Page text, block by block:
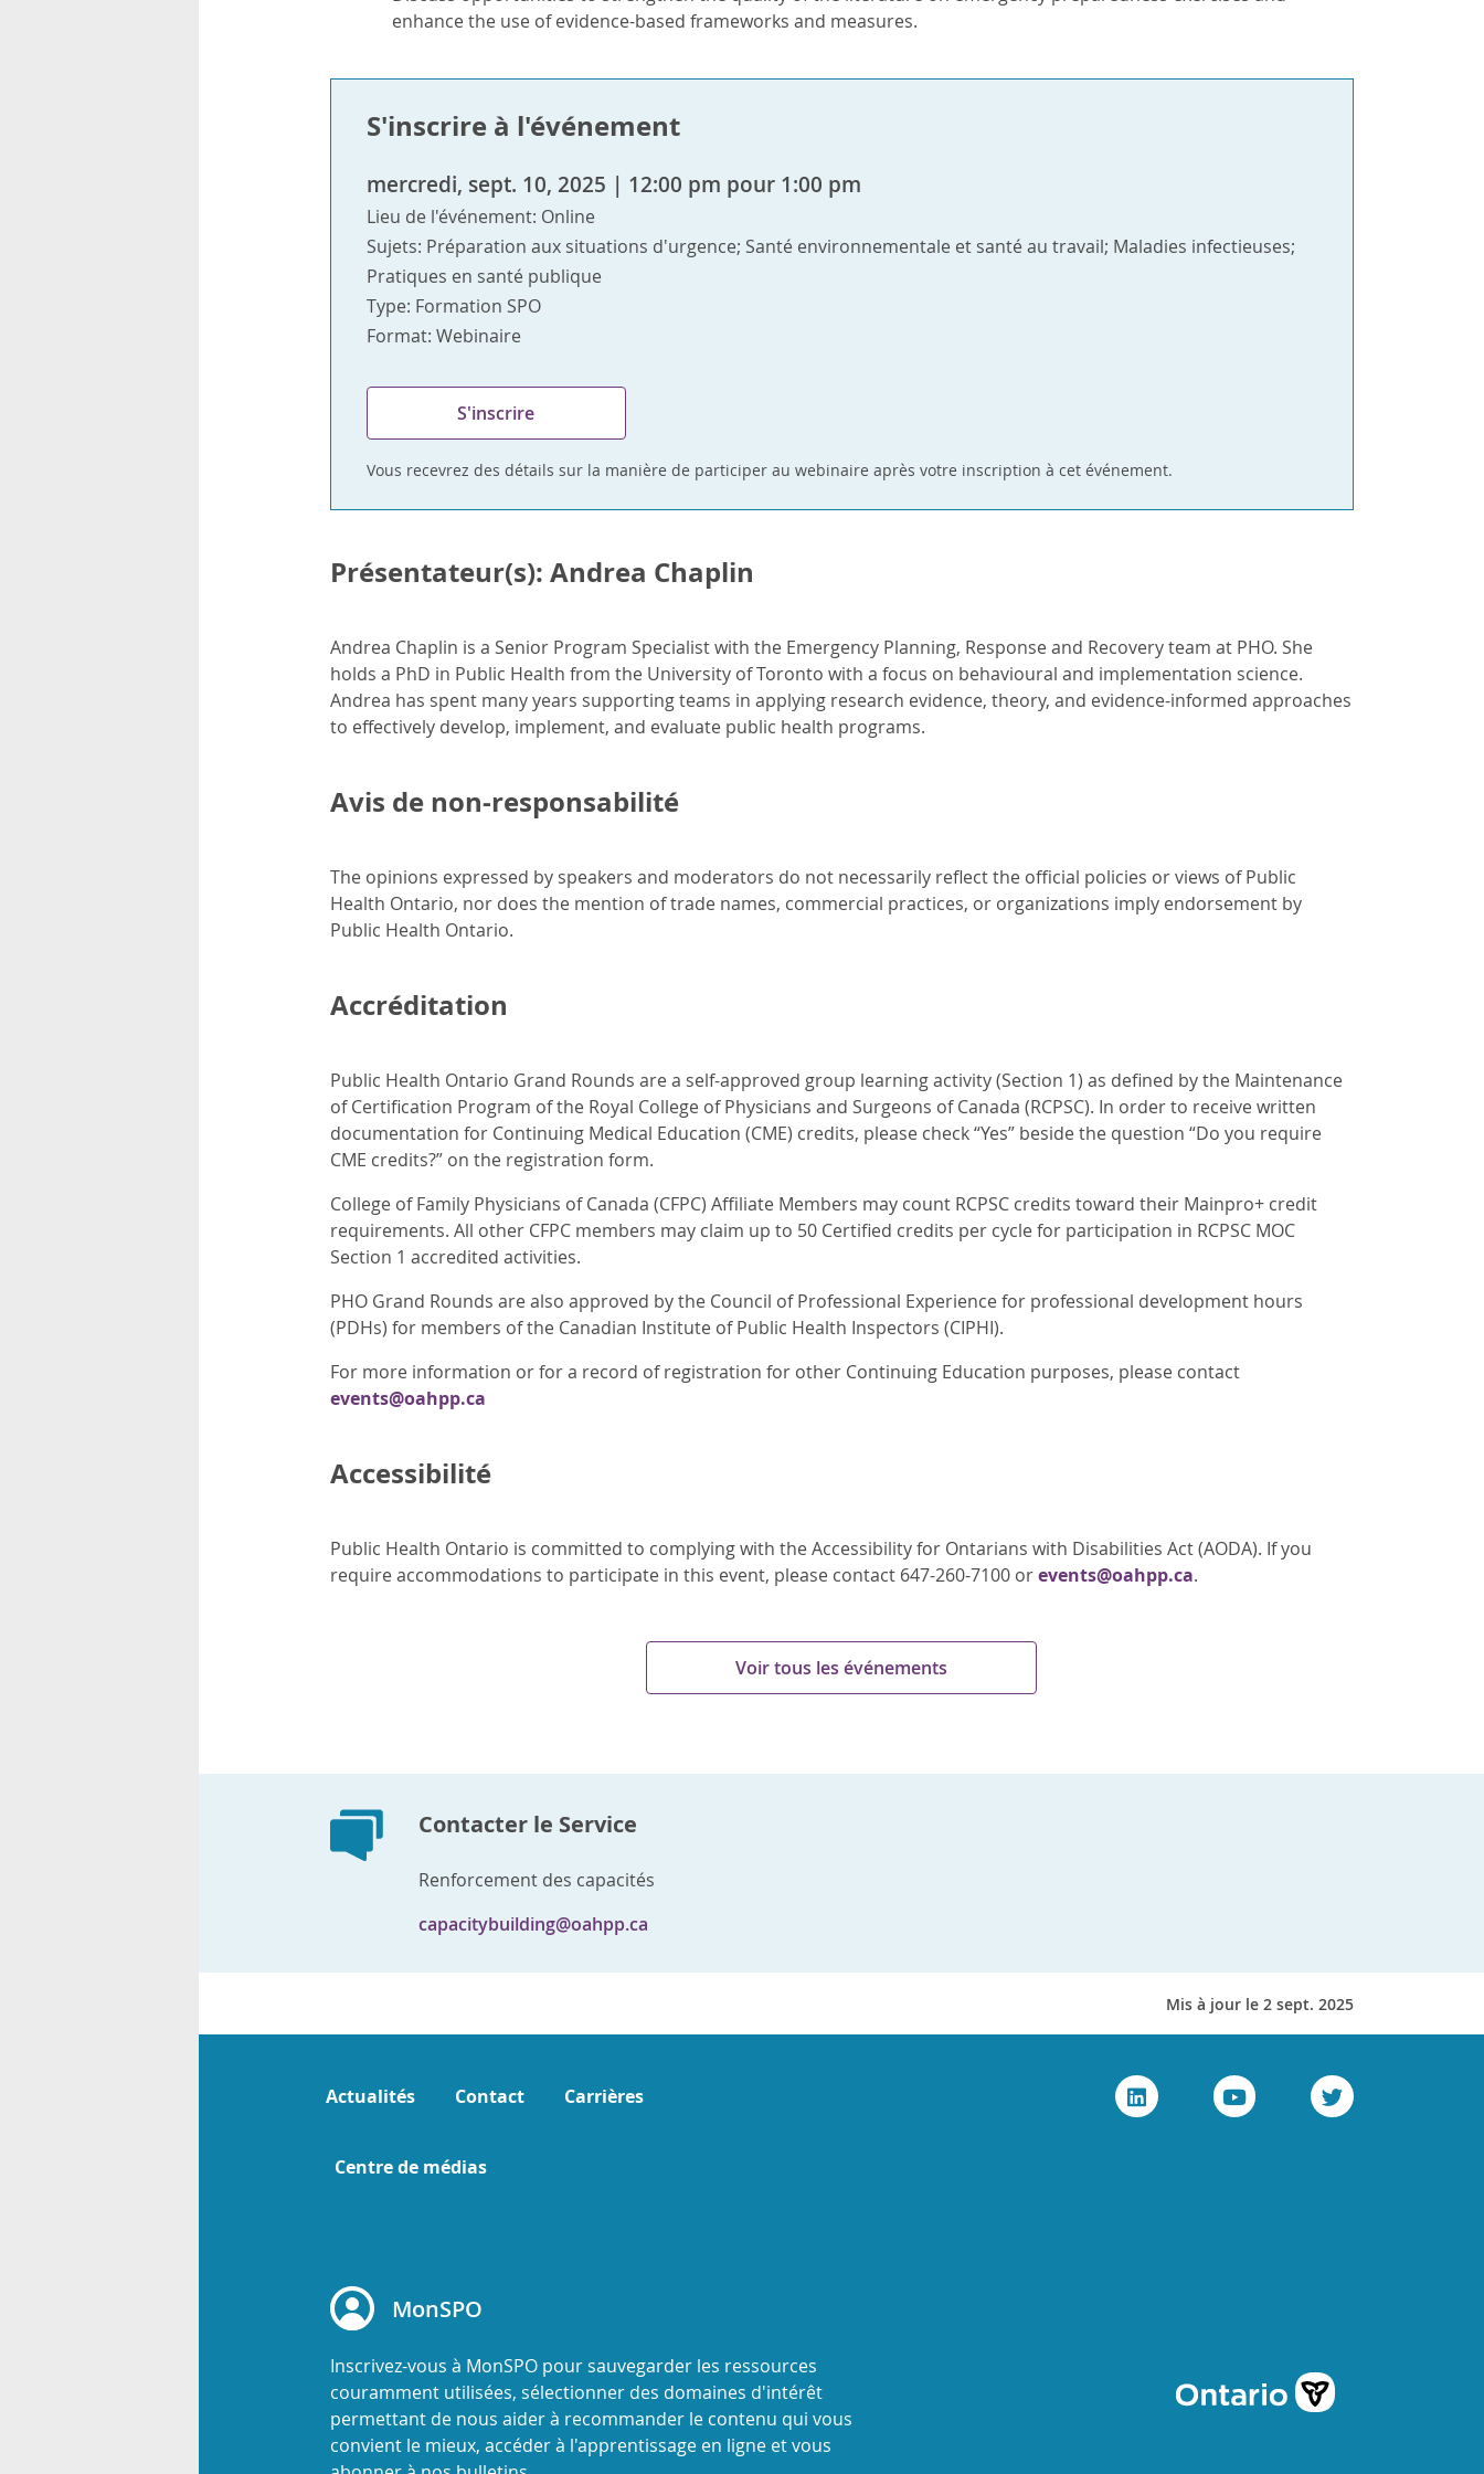
enhance the use of evidence-based frameworks and measures.
S'inscrire à l'événement
mercredi, sept. 10, 2025 | 12:00 pm pour 1:00 pm
Lieu de l'événement: Online
Sujets: Préparation aux situations d'urgence; Santé environnementale et santé au travail; Maladies infectieuses;
Pratiques en santé publique
Type: Formation SPO
Format: Webinaire
S'inscrire
Vous recevrez des détails sur la manière de participer au webinaire après votre inscription à cet événement.
Présentateur(s): Andrea Chaplin
Andrea Chaplin is a Senior Program Specialist with the Emergency Planning, Response and Recovery team at PHO. She
holds a PhD in Public Health from the University of Toronto with a focus on behavioural and implementation science.
Andrea has spent many years supporting teams in applying research evidence, theory, and evidence-informed approaches
to effectively develop, implement, and evaluate public health programs.
Avis de non-responsabilité
The opinions expressed by speakers and moderators do not necessarily reflect the official policies or views of Public
Health Ontario, nor does the mention of trade names, commercial practices, or organizations imply endorsement by
Public Health Ontario.
Accréditation
Public Health Ontario Grand Rounds are a self-approved group learning activity (Section 1) as defined by the Maintenance
of Certification Program of the Royal College of Physicians and Surgeons of Canada (RCPSC). In order to receive written
documentation for Continuing Medical Education (CME) credits, please check “Yes” beside the question “Do you require
CME credits?” on the registration form.
College of Family Physicians of Canada (CFPC) Affiliate Members may count RCPSC credits toward their Mainpro+ credit
requirements. All other CFPC members may claim up to 50 Certified credits per cycle for participation in RCPSC MOC
Section 1 accredited activities.
PHO Grand Rounds are also approved by the Council of Professional Experience for professional development hours
(PDHs) for members of the Canadian Institute of Public Health Inspectors (CIPHI).
For more information or for a record of registration for other Continuing Education purposes, please contact
events@oahpp.ca
Accessibilité
Public Health Ontario is committed to complying with the Accessibility for Ontarians with Disabilities Act (AODA). If you
require accommodations to participate in this event, please contact 647-260-7100 orevents@oahpp.ca.
Voir tous les événements
Contacter le Service
Renforcement des capacités
capacitybuilding@oahpp.ca
Mis à jour le 2 sept. 2025
Actualités Contact Carrières
Centre de médias
MonSPO
Inscrivez-vous à MonSPO pour sauvegarder les ressources
couramment utilisées, sélectionner des domaines d'intérêt
permettant de nous aider à recommander le contenu qui vous
convient le mieux, accéder à l'apprentissage en ligne et vous